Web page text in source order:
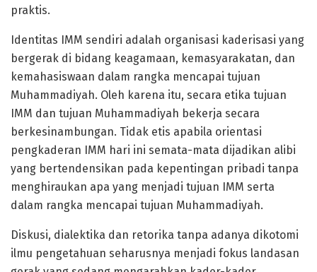
praktis.
Identitas IMM sendiri adalah organisasi kaderisasi yang
bergerak di bidang keagamaan, kemasyarakatan, dan
kemahasiswaan dalam rangka mencapai tujuan
Muhammadiyah. Oleh karena itu, secara etika tujuan
IMM dan tujuan Muhammadiyah bekerja secara
berkesinambungan. Tidak etis apabila orientasi
pengkaderan IMM hari ini semata-mata dijadikan alibi
yang bertendensikan pada kepentingan pribadi tanpa
menghiraukan apa yang menjadi tujuan IMM serta
dalam rangka mencapai tujuan Muhammadiyah.
Diskusi, dialektika dan retorika tanpa adanya dikotomi
ilmu pengetahuan seharusnya menjadi fokus landasan